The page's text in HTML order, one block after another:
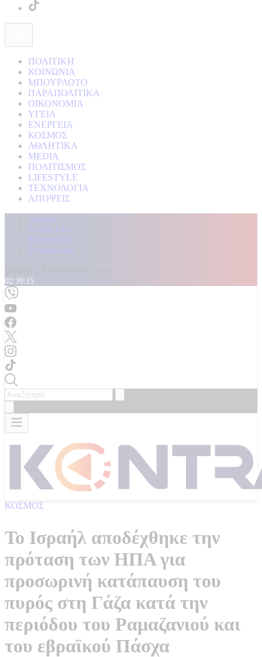
ΠΟΛΙΤΙΚΗ
ΚΟΙΝΩΝΙΑ
ΜΠΟΥΡΛΟΤΟ
ΠΑΡΑΠΟΛΙΤΙΚΑ
ΟΙΚΟΝΟΜΙΑ
ΥΓΕΙΑ
ΕΝΕΡΓΕΙΑ
ΚΟΣΜΟΣ
ΑΘΛΗΤΙΚΑ
MEDIA
ΠΟΛΙΤΙΣΜΟΣ
LIFESTYLE
ΤΕΧΝΟΛΟΓΙΑ
ΑΠΟΨΕΙΣ
Αρχική
Kontra Live
Καταγγελίες
Επικοινωνία
02:39:17
ΚΟΣΜΟΣ
Το Ισραήλ αποδέχθηκε την
πρόταση των ΗΠΑ για
προσωρινή κατάπαυση του
πυρός στη Γάζα κατά την
περιόδου του Ραμαζανιού και
του εβραϊκού Πάσχα